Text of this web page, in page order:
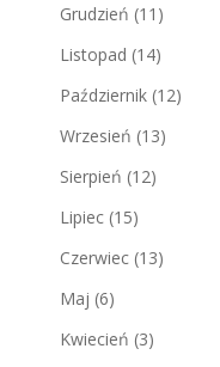
Grudzień (11)
Listopad (14)
Październik (12)
Wrzesień (13)
Sierpień (12)
Lipiec (15)
Czerwiec (13)
Maj (6)
Kwiecień (3)